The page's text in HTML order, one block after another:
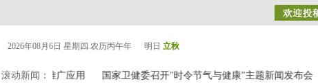
2026年08月6日 星期四 农历丙午年 明日 立秋
滚动新闻：
药膳食疗推广应用 国家卫健委召开"时令节气与健康"主题新闻发布会